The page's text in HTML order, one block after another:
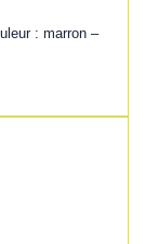
: marron –